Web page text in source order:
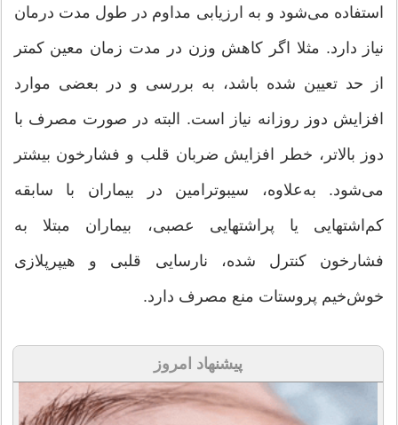
استفاده می‌شود و به ارزیابی مداوم در طول مدت درمان
نیاز دارد. مثلا اگر كاهش وزن در مدت زمان معین کمتر
از حد تعیین شده باشد، به بررسی و در بعضی موارد
افزایش دوز روزانه نیاز است. البته در صورت مصرف با
دوز بالاتر، خطر افزایش ضربان قلب و فشارخون بیشتر
می‌شود. به‌علاوه، سیبوترامین در بیماران با سابقه
كم‌اشتهایی یا پراشتهایی عصبی، بیماران مبتلا به
فشارخون كنترل شده، نارسایی قلبی و ‌هیپرپلازی
خوش‌خیم پروستات منع مصرف دارد.
پیشنهاد امروز